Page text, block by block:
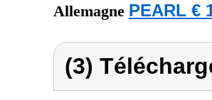
Allemagne PEARL €
(3)